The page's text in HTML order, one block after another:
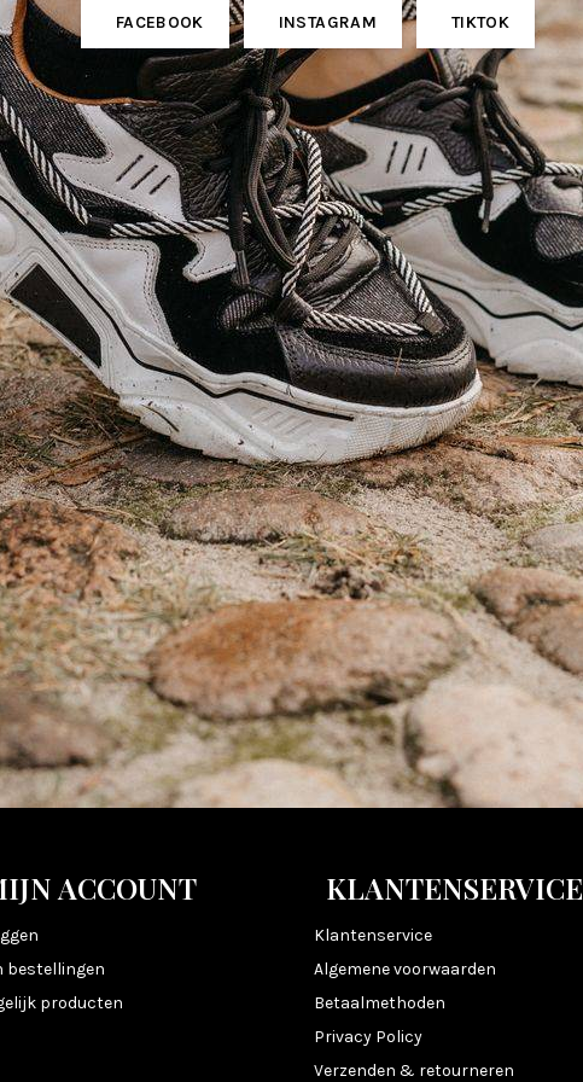
FACEBOOK INSTAGRAM TIKTOK
ACCOUNT
bestellingen
producten
KLANTENSERVICE
Klantenservice
Algemene voorwaarden
Betaalmethoden
Privacy Policy
Verzenden & retourneren